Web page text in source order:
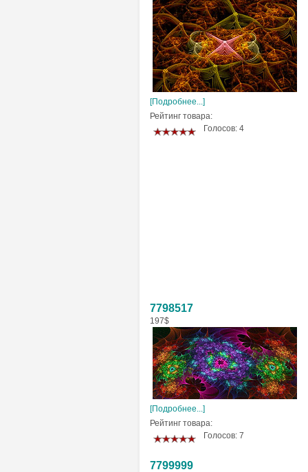
[Подробнее...]
Рейтинг товара:
Голосов: 4
7798517
197$
[Подробнее...]
Рейтинг товара:
Голосов: 7
7799999